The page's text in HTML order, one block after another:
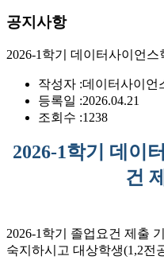
공지사항
2026-1학기 데이터사이언
작성자 :데이터사이언
등록일 :2026.04.21
조회수 :1238
2026-1학기 데이
건
2026-1학기 졸업요건 제출
숙지하시고 대상학생(1,2전